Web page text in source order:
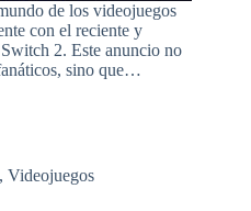
de los videojuegos
con el reciente y
2. Este anuncio no
sino que…
, Videojuegos